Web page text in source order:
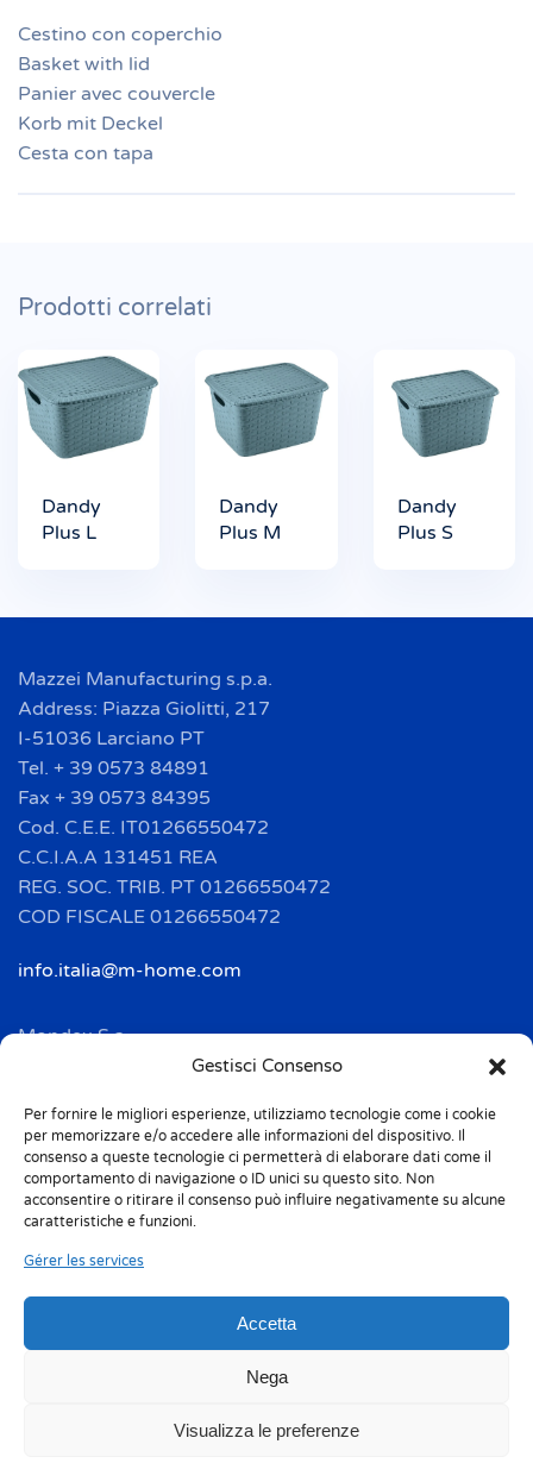
Gestisci Consenso
Per fornire le migliori esperienze, utilizziamo tecnologie come i cookie
per memorizzare e/o accedere alle informazioni del dispositivo. Il
consenso a queste tecnologie ci permetterà di elaborare dati come il
comportamento di navigazione o ID unici su questo sito. Non
acconsentire o ritirare il consenso può influire negativamente su alcune
caratteristiche e funzioni.
Gérer les services
Accetta
Nega
Visualizza le preferenze
Cestino con coperchio
Basket with lid
Panier avec couvercle
Korb mit Deckel
Cesta con tapa
Prodotti correlati
Dandy
Plus L
Dandy
Plus M
Dandy
Plus S
Mazzei Manufacturing s.p.a.
Address: Piazza Giolitti, 217
I-51036 Larciano PT
Tel. + 39 0573 84891
Fax + 39 0573 84395
Cod. C.E.E. IT01266550472
C.C.I.A.A 131451 REA
REG. SOC. TRIB. PT 01266550472
COD FISCALE 01266550472
info.italia@m-home.com
Mondex S.a.
Address: 2 Rue Ampère - BP 120
Tél. + 33(0)3 88 69 20 40
Fax + 33(0)3 88 69 20 41
info.france@m-home.com
Mondex Menaje España S.a.
Address: Ctra de Girona, km. 101.5
E-17160 Angles (Girona)